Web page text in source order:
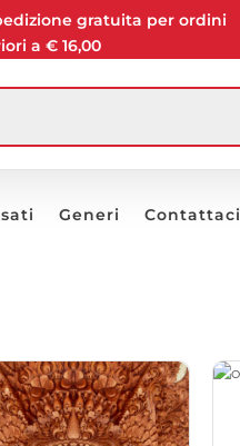
gratuita per ordini
a € 16,00
Generi Contattaci